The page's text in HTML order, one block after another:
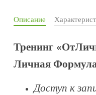
Описание
Тренинг
Личная
Доступ к